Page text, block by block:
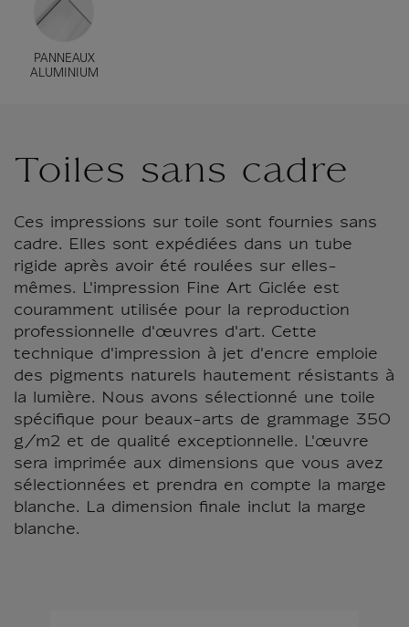
PANNEAUX
ALUMINIUM
Toiles sans cadre
Ces impressions sur toile sont fournies sans
cadre. Elles sont expédiées dans un tube
rigide après avoir été roulées sur elles-
mêmes. L'impression Fine Art Giclée est
couramment utilisée pour la reproduction
professionnelle d'œuvres d'art. Cette
technique d'impression à jet d'encre emploie
des pigments naturels hautement résistants à
la lumière. Nous avons sélectionné une toile
spécifique pour beaux-arts de grammage 350
g/m2 et de qualité exceptionnelle. L'œuvre
sera imprimée aux dimensions que vous avez
sélectionnées et prendra en compte la marge
blanche. La dimension finale inclut la marge
blanche.